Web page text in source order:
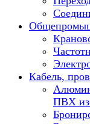
Кабель,
ПВХ